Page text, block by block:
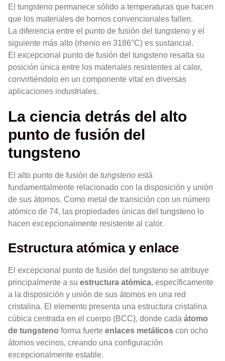
El tungsteno permanece sólido a temperaturas que hacen
que los materiales de hornos convencionales fallen.
La diferencia entre el punto de fusión del tungsteno y el
siguiente más alto (rhenio en 3186°C) es sustancial.
El excepcional punto de fusión del tungsteno resalta su
posición única entre los materiales resistentes al calor,
convirtiéndolo en un componente vital en diversas
aplicaciones industriales.
La ciencia detrás del alto
punto de fusión del
tungsteno
El alto punto de fusión de tungsteno está
fundamentalmente relacionado con la disposición y unión
de sus átomos. Como metal de transición con un número
atómico de 74, las propiedades únicas del tungsteno lo
hacen excepcionalmente resistente al calor.
Estructura atómica y enlace
El excepcional punto de fusión del tungsteno se atribuye
principalmente a su estructura atómica, específicamente
a la disposición y unión de sus átomos en una red
cristalina. El elemento presenta una estructura cristalina
cúbica centrada en el cuerpo (BCC), donde cada átomo
de tungsteno forma fuerte enlaces metálicos con ocho
átomos vecinos, creando una configuración
excepcionalmente estable.